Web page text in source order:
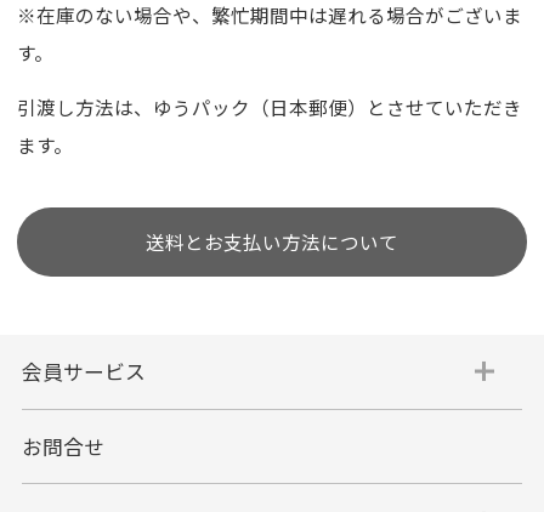
※在庫のない場合や、繁忙期間中は遅れる場合がございま
す。
引渡し方法は、ゆうパック（日本郵便）とさせていただき
ます。
送料とお支払い方法について
会員サービス
お問合せ